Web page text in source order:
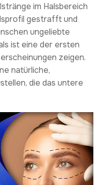
im Halsbereich
gestrafft und
ungeliebte
ist eine der ersten
zeigen.
natürliche,
die das untere